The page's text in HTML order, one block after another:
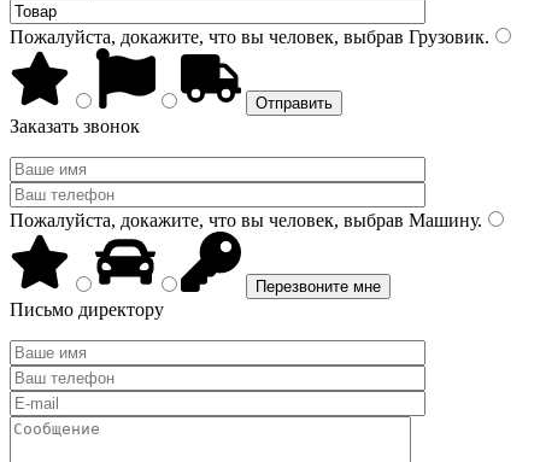
Пожалуйста, докажите, что вы человек, выбрав Грузовик.
Заказать звонок
Пожалуйста, докажите, что вы человек, выбрав Машину.
Письмо директору